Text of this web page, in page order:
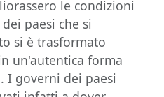
le condizioni
paesi che si
si è trasformato
un'autentica forma
I governi dei paesi